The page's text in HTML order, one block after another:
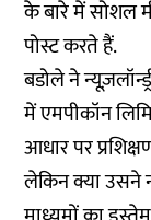
के बारे में सोशल
पोस्ट करते हैं.
बडोले ने
में एमपीकॉन
आधार पर
लेकिन क्या उसने